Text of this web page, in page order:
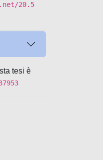
20.5
tesi è